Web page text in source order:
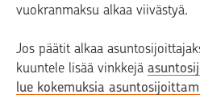
vuokranmaksu alkaa viivästyä.
Jos päätit alkaa
kuuntele lisää vinkkejä
lue kokemuksia